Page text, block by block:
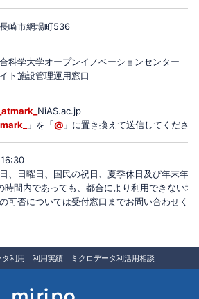
崎市網場町536
科学大学オープンイノベーションセンター
ト施設管理運用窓口
_atmark_ NiAS.ac.jp
」を「@ 」に置き換えて送信してくださ
日、日曜日、国民の祝日、夏季休日及び年末年
時間内であっても、都合により利用できない場
可否については受付窓口までお問い合わせく
タ利用 利用実績 ミクロデータ利活用相談